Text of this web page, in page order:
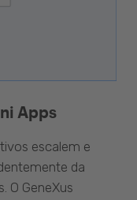
Apps
escalem e
da
O GeneXus